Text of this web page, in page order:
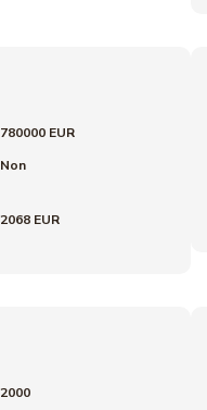
780000 EUR
Non
2068 EUR
2000